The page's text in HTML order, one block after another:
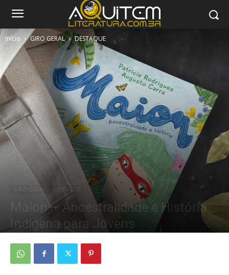
Início GIRO GERAL DESTAQUE
GIRO GERAL DESTAQUE
Maion – Ancestralidade e História
Indígena para Jovens